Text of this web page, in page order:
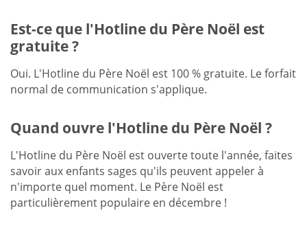
Est-ce que l'Hotline du Père Noël est
gratuite ?
Oui. L'Hotline du Père Noël est 100 % gratuite. Le forfait
normal de communication s'applique.
Quand ouvre l'Hotline du Père Noël ?
L'Hotline du Père Noël est ouverte toute l'année, faites
savoir aux enfants sages qu'ils peuvent appeler à
n'importe quel moment. Le Père Noël est
particulièrement populaire en décembre !